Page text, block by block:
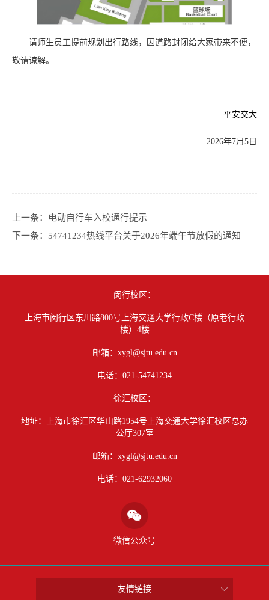
请师生员工提前规划出行路线，因道路封闭给大家带来不便，
敬请谅解。
平安交大
2026年7月5日
上一条：
电动自行车入校通行提示
下一条： 54741234热线平台关于2026年端午节放假的通知
闵行校区：
上海市闵行区东川路800号上海交通大学行政C楼（原老行政
楼）4楼
邮箱：xygl@sjtu.edu.cn
电话：021-54741234
徐汇校区：
地址：上海市徐汇区华山路1954号上海交通大学徐汇校区总办
公厅307室
邮箱：xygl@sjtu.edu.cn
电话：021-62932060
微信公众号
友情链接